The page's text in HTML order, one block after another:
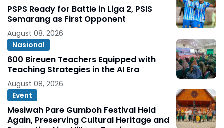
PSPS Ready for Battle in Liga 2, PSIS
Semarang as First Opponent
August 08, 2026
Nasional
600 Bireuen Teachers Equipped with
Teaching Strategies in the AI Era
August 08, 2026
Event
Mesiwah Pare Gumboh Festival Held
Again, Preserving Cultural Heritage and